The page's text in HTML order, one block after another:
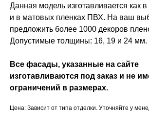
Данная модель изготавливается как
и в матовых пленках ПВХ. На ваш
предложить более 1000 декоров
Допустимые толщины: 16, 19 и 24 мм.
Все фасады, указанные на сайте
изготавливаются под заказ и не
ограничений в размерах.
Цена: Зависит от типа отделки. Уточняйте у